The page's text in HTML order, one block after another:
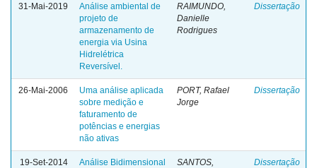
31-Mai-2019
Análise ambiental de
projeto de
armazenamento de
energia via Usina
Hidrelétrica
Reversível.
RAIMUNDO,
Danielle
Rodrigues
Dissertação
26-Mai-2006
Uma análise aplicada
sobre medição e
faturamento de
potências e energias
não ativas
PORT, Rafael
Jorge
Dissertação
19-Set-2014
Análise Bidimensional
SANTOS,
Dissertação